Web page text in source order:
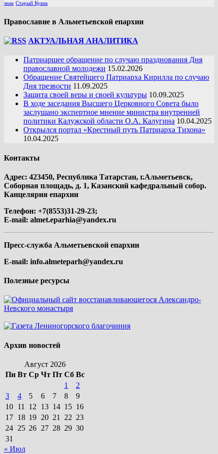
знак Старый Кувак
Православие в Альметьевской епархии
АКТУАЛЬНАЯ АНАЛИТИКА
Патриаршее обращение по случаю празднования Дня
православной молодежи 15.02.2026
Обращение Святейшего Патриарха Кирилла по случаю
Дня трезвости 11.09.2025
Защита своей веры и своей культуры 10.09.2025
В ходе заседания Высшего Церковного Совета было
заслушано экспертное мнение министра внутренней
политики Калужской области О.А. Калугина 10.04.2025
Открылся портал «Крестный путь Патриарха Тихона»
10.04.2025
Контакты
Адрес: 423450, Республика Татарстан, г.Альметьевск,
Соборная площадь, д. 1, Казанский кафедральный собор.
Канцелярия епархии
Телефон: +7(8553)31-29-23;
E-mail: almet.eparhia@yandex.ru
Пресс-служба Альметьевской епархии
E-mail: info.almeteparh@yandex.ru
Полезные ресурсы
Архив новостей
Август 2026
Пн Вт Ср Чт Пт Сб Вс
1
2
3
4 5 6 7 8
9
10 11 12 13 14 15 16
17 18 19 20 21 22 23
24 25 26 27 28 29 30
31
« Июл